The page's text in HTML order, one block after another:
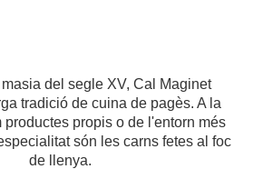
del segle XV, Cal Maginet
tradició de cuina de pagès. A la
productes propis o de l'entorn més
són les carns fetes al foc
de llenya.